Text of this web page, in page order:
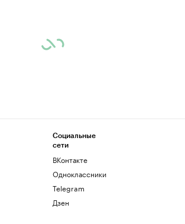
Социальные
сети
ВКонтакте
Одноклассники
Telegram
Дзен